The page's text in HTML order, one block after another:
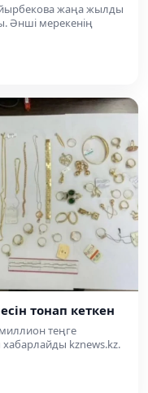
жаңа жылды
Әнші мерекенің
тонап кеткен
теңге
kznews.kz.